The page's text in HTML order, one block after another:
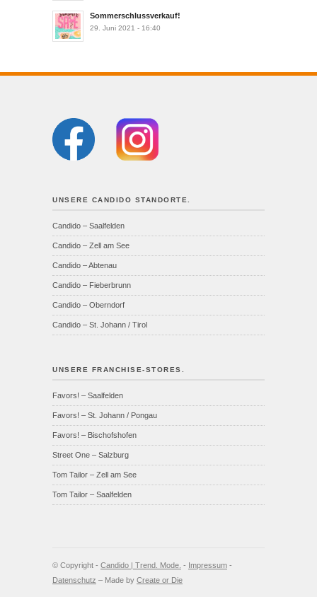
Sommerschlussverkauf!
29. Juni 2021 - 16:40
UNSERE CANDIDO STANDORTE.
Candido – Saalfelden
Candido – Zell am See
Candido – Abtenau
Candido – Fieberbrunn
Candido – Oberndorf
Candido – St. Johann / Tirol
UNSERE FRANCHISE-STORES.
Favors! – Saalfelden
Favors! – St. Johann / Pongau
Favors! – Bischofshofen
Street One – Salzburg
Tom Tailor – Zell am See
Tom Tailor – Saalfelden
© Copyright - Candido | Trend. Mode. - Impressum -
Datenschutz – Made by Create or Die